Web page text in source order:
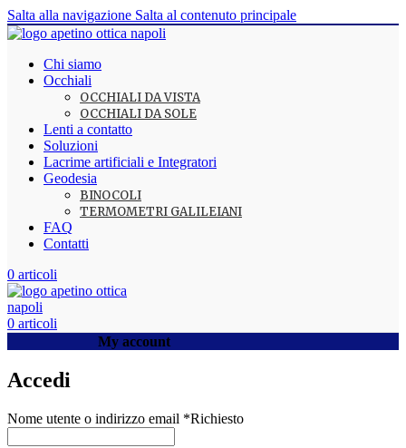
Salta alla navigazione Salta al contenuto principale
Chi siamo
Occhiali
OCCHIALI DA VISTA
OCCHIALI DA SOLE
Lenti a contatto
Soluzioni
Lacrime artificiali e Integratori
Geodesia
BINOCOLI
TERMOMETRI GALILEIANI
FAQ
Contatti
0 articoli
0 articoli
My account
Accedi
Nome utente o indirizzo email *Richiesto